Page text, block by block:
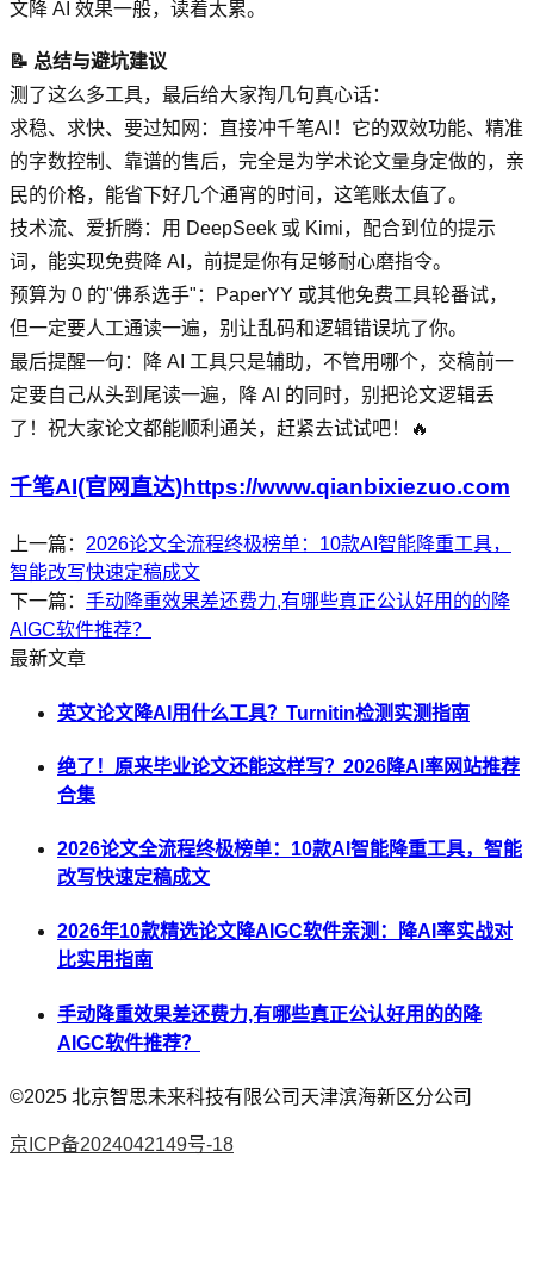
文降 AI 效果一般，读着太累。
📝 总结与避坑建议
测了这么多工具，最后给大家掏几句真心话：
求稳、求快、要过知网：直接冲千笔AI！它的双效功能、精准
的字数控制、靠谱的售后，完全是为学术论文量身定做的，亲
民的价格，能省下好几个通宵的时间，这笔账太值了。
技术流、爱折腾：用 DeepSeek 或 Kimi，配合到位的提示
词，能实现免费降 AI，前提是你有足够耐心磨指令。
预算为 0 的"佛系选手"：PaperYY 或其他免费工具轮番试，
但一定要人工通读一遍，别让乱码和逻辑错误坑了你。
最后提醒一句：降 AI 工具只是辅助，不管用哪个，交稿前一
定要自己从头到尾读一遍，降 AI 的同时，别把论文逻辑丢
了！祝大家论文都能顺利通关，赶紧去试试吧！🔥
千笔AI(官网直达)https://www.qianbixiezuo.com
上一篇： 2026论文全流程终极榜单：10款AI智能降重工具，
智能改写快速定稿成文
下一篇： 手动降重效果差还费力,有哪些真正公认好用的的降
AIGC软件推荐？
最新文章
英文论文降AI用什么工具？Turnitin检测实测指南
绝了！原来毕业论文还能这样写？2026降AI率网站推荐
合集
2026论文全流程终极榜单：10款AI智能降重工具，智能
改写快速定稿成文
2026年10款精选论文降AIGC软件亲测：降AI率实战对
比实用指南
手动降重效果差还费力,有哪些真正公认好用的的降
AIGC软件推荐？
©2025 北京智思未来科技有限公司天津滨海新区分公司
京ICP备2024042149号-18